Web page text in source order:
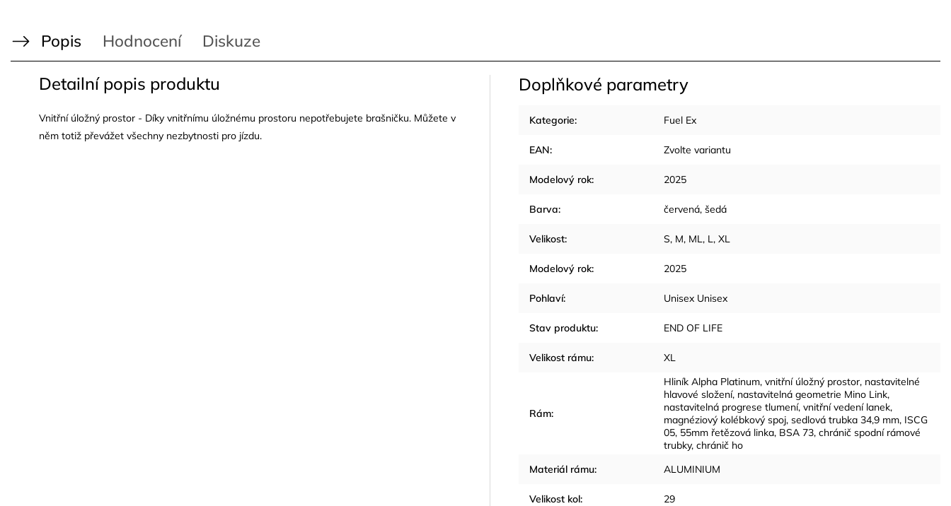
Popis Hodnocení Diskuze
Detailní popis produktu
Vnitřní úložný prostor - Díky vnitřnímu úložnému prostoru nepotřebujete brašničku. Můžete v
něm totiž převážet všechny nezbytnosti pro jízdu.
Doplňkové parametry
Kategorie: Fuel Ex
EAN: Zvolte variantu
Modelový rok: 2025
Barva: červená, šedá
Velikost: S, M, ML, L, XL
Modelový rok: 2025
Pohlaví: Unisex Unisex
Stav produktu: END OF LIFE
Velikost rámu: XL
Rám:
Hliník Alpha Platinum, vnitřní úložný prostor, nastavitelné
hlavové složení, nastavitelná geometrie Mino Link,
nastavitelná progrese tlumení, vnitřní vedení lanek,
magnéziový kolébkový spoj, sedlová trubka 34,9 mm, ISCG
05, 55mm řetězová linka, BSA 73, chránič spodní rámové
trubky, chránič ho
Materiál rámu: ALUMINIUM
Velikost kol: 29